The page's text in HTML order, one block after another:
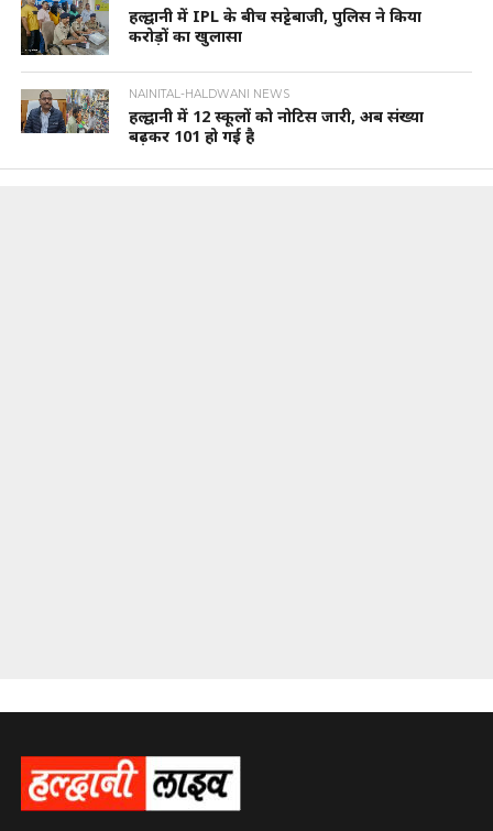
हल्द्वानी में IPL के बीच सट्टेबाजी, पुलिस ने किया
करोड़ों का खुलासा
NAINITAL-HALDWANI NEWS
हल्द्वानी में 12 स्कूलों को नोटिस जारी, अब संख्या
बढ़कर 101 हो गई है